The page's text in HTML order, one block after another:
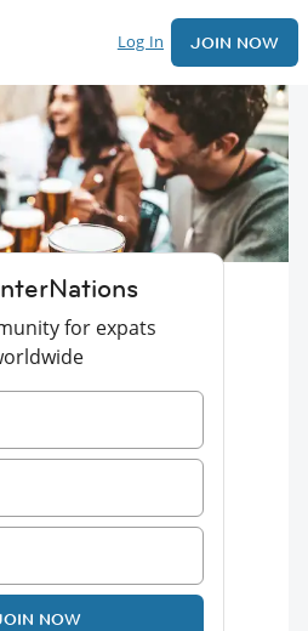
Log In JOIN NOW
for expats
NOW